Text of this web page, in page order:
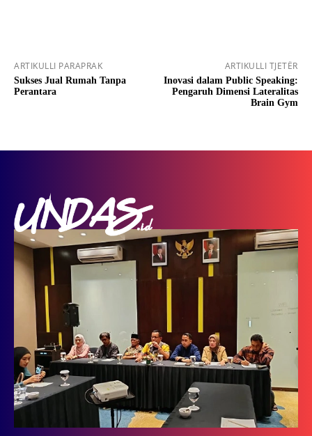
ARTIKULLI PARAPRAK
Sukses Jual Rumah Tanpa
Perantara
ARTIKULLI TJETËR
Inovasi dalam Public Speaking:
Pengaruh Dimensi Lateralitas
Brain Gym